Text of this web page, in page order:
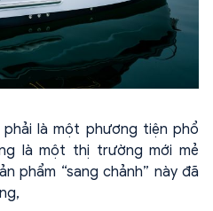
là một phương tiện phổ
là một thị trường mới mẻ
phẩm “sang chảnh” này đã